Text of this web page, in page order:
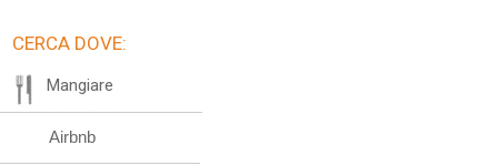
CERCA DOVE:
Mangiare
Airbnb